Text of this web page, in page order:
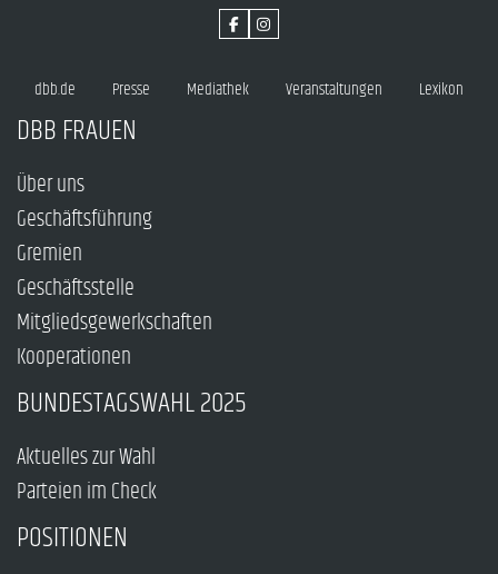
dbb.de Presse Mediathek Veranstaltungen Lexikon
DBB FRAUEN
Über uns
Geschäftsführung
Gremien
Geschäftsstelle
Mitgliedsgewerkschaften
Kooperationen
BUNDESTAGSWAHL 2025
Aktuelles zur Wahl
Parteien im Check
POSITIONEN